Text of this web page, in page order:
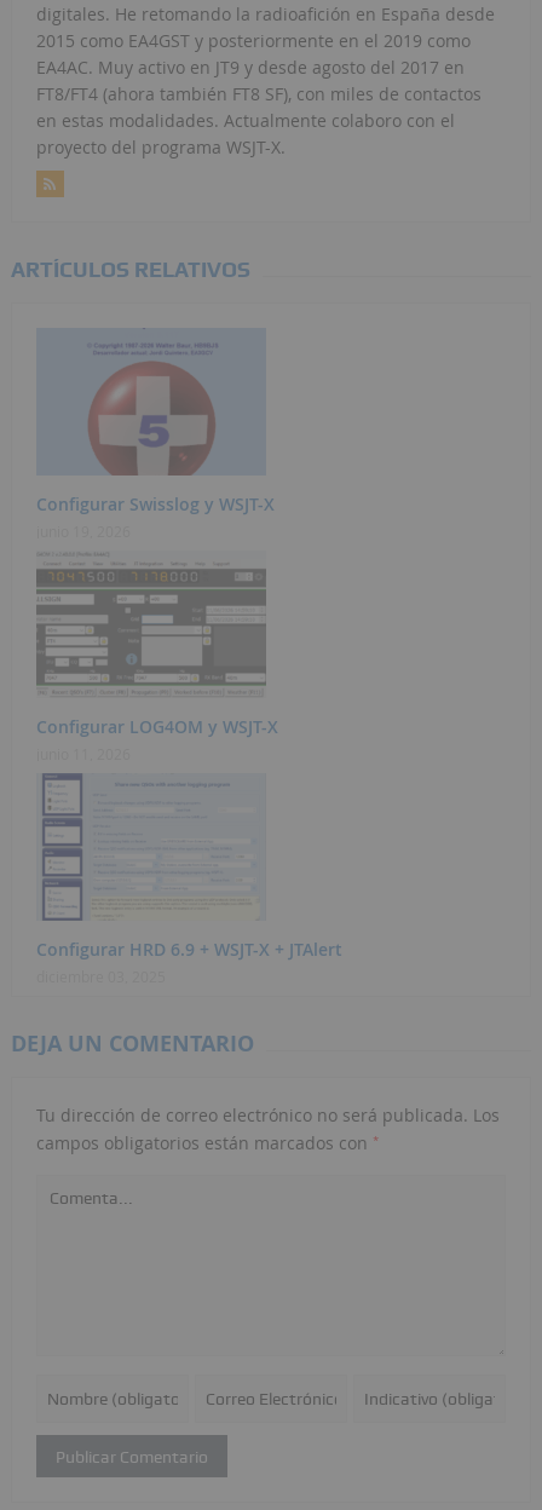
digitales. He retomando la radioafición en España desde
2015 como EA4GST y posteriormente en el 2019 como
EA4AC. Muy activo en JT9 y desde agosto del 2017 en
FT8/FT4 (ahora también FT8 SF), con miles de contactos
en estas modalidades. Actualmente colaboro con el
proyecto del programa WSJT-X.
ARTÍCULOS RELATIVOS
Configurar Swisslog y WSJT-X
Configurar LOG4OM y WSJT-X
Configurar HRD 6.9 + WSJT-X + JTAlert
DEJA UN COMENTARIO
Tu dirección de correo electrónico no será publicada. Los
campos obligatorios están marcados con *